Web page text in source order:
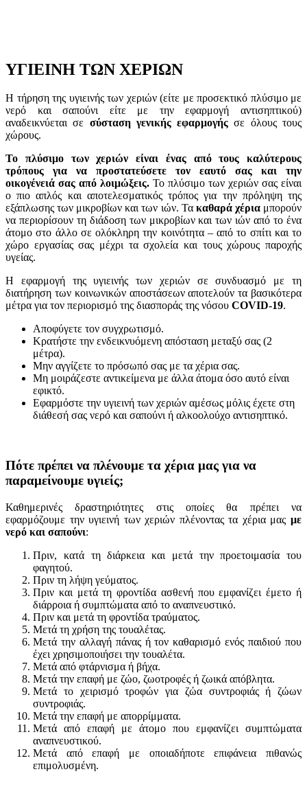
ΥΓΙΕΙΝΗ ΤΩΝ ΧΕΡΙΩΝ
Η τήρηση της υγιεινής των χεριών (είτε με προσεκτικό πλύσιμο με
νερό και σαπούνι είτε με την εφαρμογή αντισηπτικού)
αναδεικνύεται σε σύσταση γενικής εφαρμογής σε όλους τους
χώρους.
Το πλύσιμο των χεριών είναι ένας από τους καλύτερους
τρόπους για να προστατεύσετε τον εαυτό σας και την
οικογένειά σας από λοιμώξεις. Το πλύσιμο των χεριών σας είναι
ο πιο απλός και αποτελεσματικός τρόπος για την πρόληψη της
εξάπλωσης των μικροβίων και των ιών. Τα καθαρά χέριαμπορούν
να περιορίσουν τη διάδοση των μικροβίων και των ιών από το ένα
άτομο στο άλλο σε ολόκληρη την κοινότητα – από το σπίτι και το
χώρο εργασίας σας μέχρι τα σχολεία και τους χώρους παροχής
υγείας.
Η εφαρμογή της υγιεινής των χεριών σε συνδυασμό με τη
διατήρηση των κοινωνικών αποστάσεων αποτελούν τα βασικότερα
μέτρα για τον περιορισμό της διασποράς της νόσου COVID-19.
Αποφύγετε τον συγχρωτισμό.
Κρατήστε την ενδεικνυόμενη απόσταση μεταξύ σας (2
μέτρα).
Μην αγγίζετε το πρόσωπό σας με τα χέρια σας.
Μη μοιράζεστε αντικείμενα με άλλα άτομα όσο αυτό είναι
εφικτό.
Εφαρμόστε την υγιεινή των χεριών αμέσως μόλις έχετε στη
διάθεσή σας νερό και σαπούνι ή αλκοολούχο αντισηπτικό.
Πότε πρέπει να πλένουμε τα χέρια μας για να
παραμείνουμε υγιείς;
Καθημερινές δραστηριότητες στις οποίες θα πρέπει να
εφαρμόζουμε την υγιεινή των χεριών πλένοντας τα χέρια μας με
νερό και σαπούνι:
Πριν, κατά τη διάρκεια και μετά την προετοιμασία του
φαγητού.
Πριν τη λήψη γεύματος.
Πριν και μετά τη φροντίδα ασθενή που εμφανίζει έμετο ή
διάρροια ή συμπτώματα από το αναπνευστικό.
Πριν και μετά τη φροντίδα τραύματος.
Μετά τη χρήση της τουαλέτας.
Μετά την αλλαγή πάνας ή τον καθαρισμό ενός παιδιού που
έχει χρησιμοποιήσει την τουαλέτα.
Μετά από φτάρνισμα ή βήχα.
Μετά την επαφή με ζώο, ζωοτροφές ή ζωικά απόβλητα.
Μετά το χειρισμό τροφών για ζώα συντροφιάς ή ζώων
συντροφιάς.
Μετά την επαφή με απορρίμματα.
Μετά από επαφή με άτομο που εμφανίζει συμπτώματα
αναπνευστικού.
Μετά από επαφή με οποιαδήποτε επιφάνεια πιθανώς
επιμολυσμένη.